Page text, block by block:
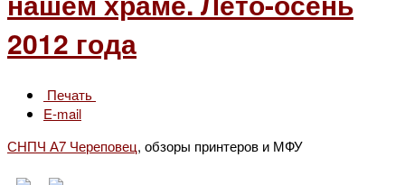
2012 года
Печать
E-mail
СНПЧ А7 Череповец, обзоры принтеров и МФУ